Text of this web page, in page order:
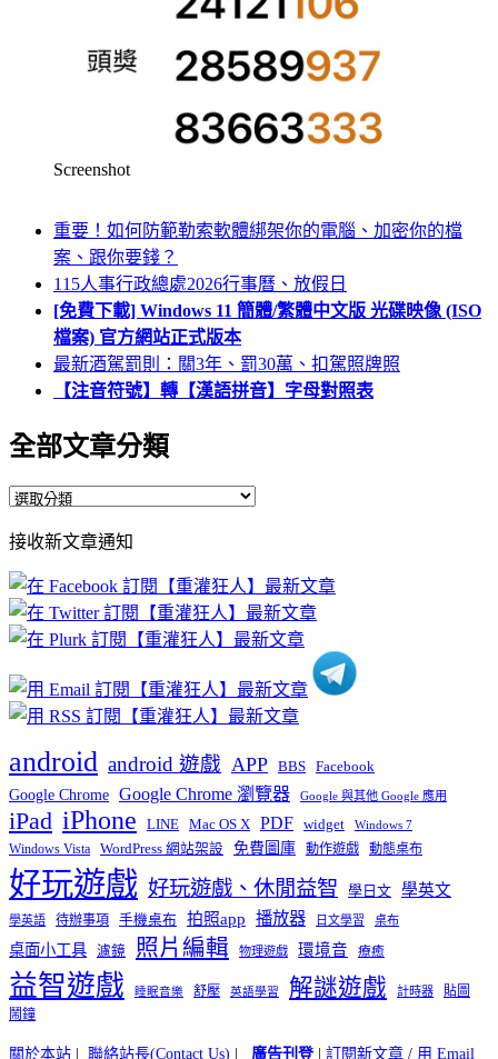
Screenshot
重要！如何防範勒索軟體綁架你的電腦、加密你的檔
案、跟你要錢？
115人事行政總處2026行事曆、放假日
[免費下載] Windows 11 簡體/繁體中文版 光碟映像 (ISO
檔案) 官方網站正式版本
最新酒駕罰則：關3年、罰30萬、扣駕照牌照
【注音符號】轉【漢語拼音】字母對照表
全部文章分類
全
文
章
分
類
接收新文章通知
android android 遊戲 APP BBS Facebook
Google Chrome Google Chrome 瀏覽器 Google 與其他 Google 應用
iPad iPhone LINE Mac OS X PDF widget Windows 7
Windows Vista WordPress 網站架設 免費圖庫 動作遊戲 動態桌布
好玩遊戲 好玩遊戲、休閒益智 學日文 學英文
學英語 待辦事項 手機桌布 拍照app 播放器 日文學習 桌布
桌面小工具 濾鏡 照片編輯 物理遊戲 環境音 療癒
益智遊戲 睡眠音樂 舒壓 英語學習 解謎遊戲 計時器
貼圖
鬧鐘
關於本站 | 聯絡站長(Contact Us) | 廣告刊登| 訂閱新文章 / 用 Email